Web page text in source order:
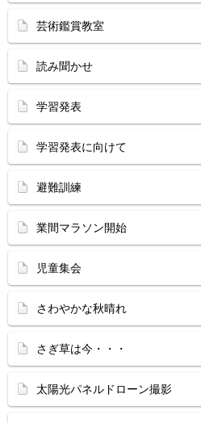
芸術鑑賞教室
読み聞かせ
学習発表
学習発表に向けて
避難訓練
業間マラソン開始
児童集会
さわやかな秋晴れ
さぎ草は今・・・
太陽光パネルドローン撮影